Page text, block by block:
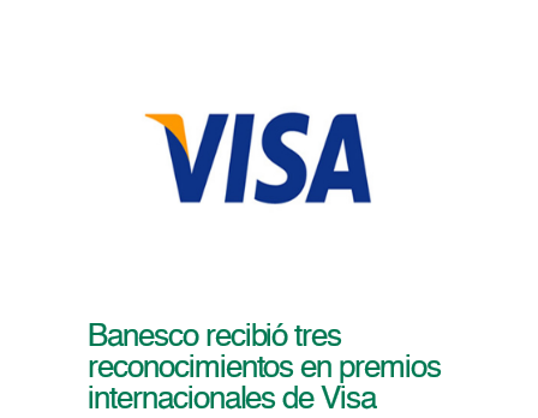
Banesco recibió tres
reconocimientos en premios
internacionales de Visa